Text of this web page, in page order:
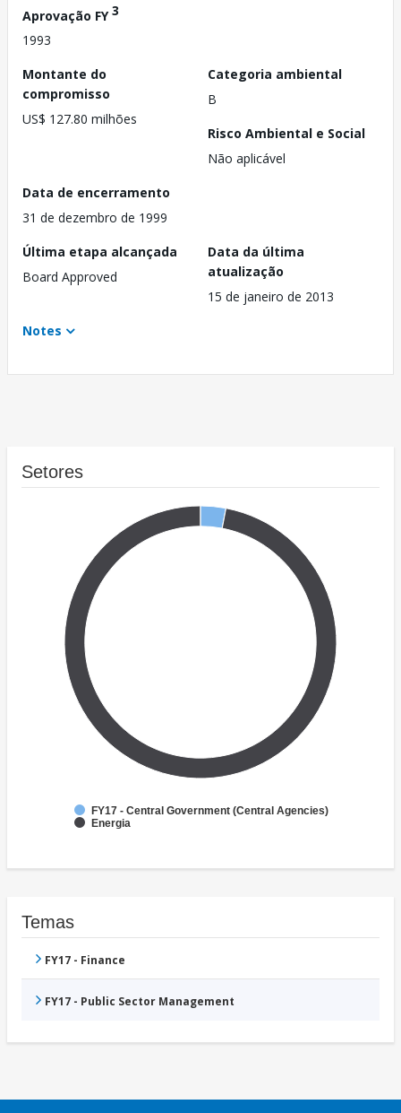
Aprovação FY3
1993
Montante do
compromisso
US$ 127.80 milhões
Categoria ambiental
B
Risco Ambiental e Social
Não aplicável
Data de encerramento
31 de dezembro de 1999
Última etapa alcançada
Board Approved
Data da última
atualização
15 de janeiro de 2013
Notes
Setores
FY17 - Central Government (Central Agencies)
Energia
Temas
FY17 - Finance
FY17 - Public Sector Management